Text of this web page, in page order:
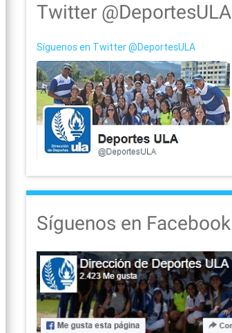
Twitter @DeportesULA
Síguenos en Twitter @DeportesULA
Síguenos en Facebook